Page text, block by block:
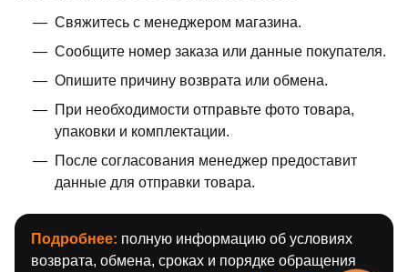
Свяжитесь с менеджером магазина.
Сообщите номер заказа или данные покупателя.
Опишите причину возврата или обмена.
При необходимости отправьте фото товара,
упаковки и комплектации.
После согласования менеджер предоставит
данные для отправки товара.
Подробнее: полную информацию об условиях
возврата, обмена, сроках и порядке обращения